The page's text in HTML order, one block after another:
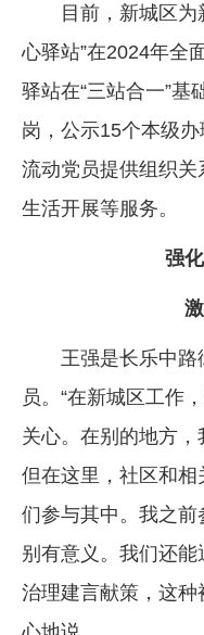
目前，新城区为
心驿站”在2024年全
驿站在“三站合一”基
岗，公示15个本级
流动党员提供组织
生活开展等服务。
强
王强是长乐中路
员。“在新城区工作
关心。在别的地方，
但在这里，社区和
们参与其中。我之
别有意义。我们还能
治理建言献策，这种